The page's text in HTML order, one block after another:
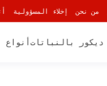
من نحن إخلاء المسؤولية
ديكور بالنباتات